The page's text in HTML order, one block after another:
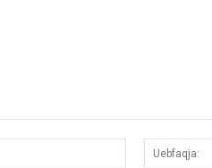
Email:*